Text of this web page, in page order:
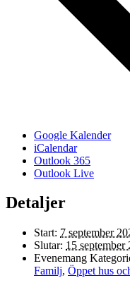
Google Kalender
iCalendar
Outlook 365
Outlook Live
Detaljer
Start: 7 september
Slutar: 15 september
Evenemang
Familj, Öppet hus